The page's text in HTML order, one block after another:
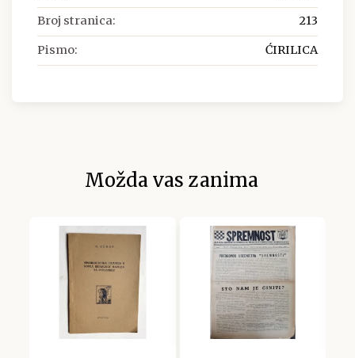
Broj stranica: 213
Pismo: ĆIRILICA
Možda vas zanima